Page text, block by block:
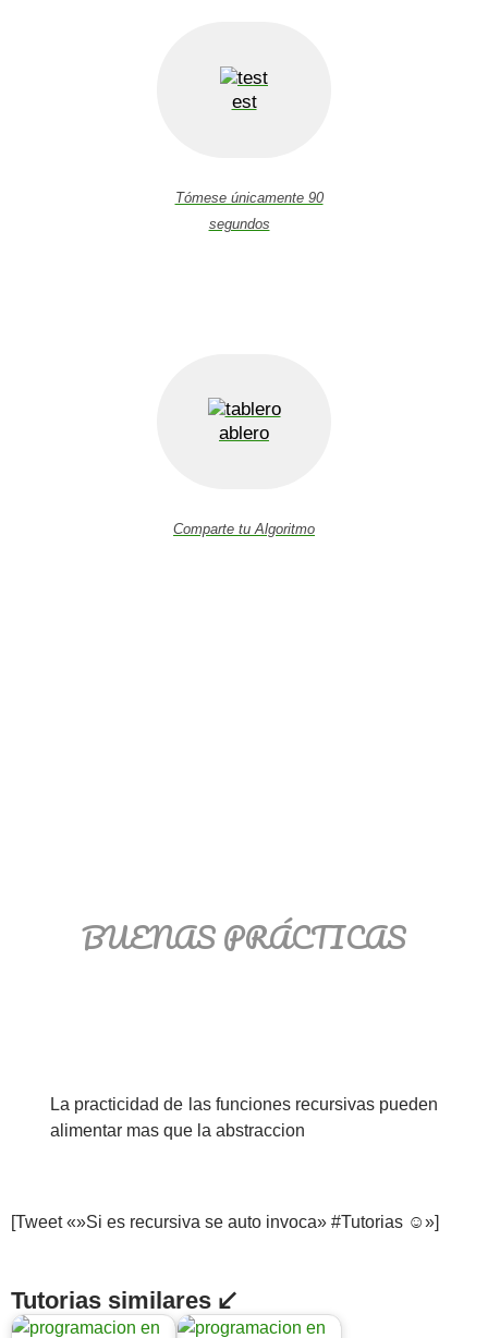
est
Tómese únicamente 90
segundos
ablero
Comparte tu Algoritmo
BUENAS PRÁCTICAS
La practicidad de las funciones recursivas pueden
alimentar mas que la abstraccion
[Tweet «»Si es recursiva se auto invoca» #Tutorias ☺»]
Tutorias similares ↙